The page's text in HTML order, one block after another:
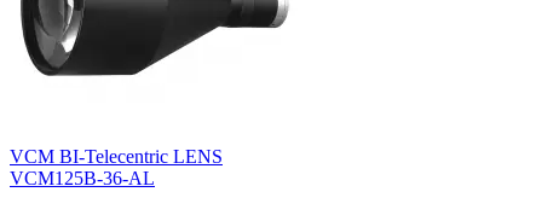
VCM BI-Telecentric LENS
VCM125B-36-AL